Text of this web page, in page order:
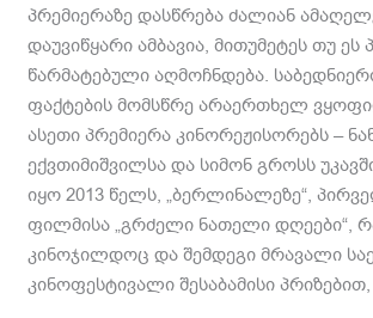
პრემიერაზე დასწრება ძალიან
დაუვიწყარი ამბავია, მითუმეტეს თუ ეს
წარმატებული აღმოჩნდება.
ფაქტების მომსწრე არაერთხელ
ასეთი პრემიერა კინორეჟისორებს –
ექვთიმიშვილსა და სიმონ გროსს
იყო 2013 წელს, „ბერლინალეზე“,
ფილმისა „გრძელი ნათელი დღეები“,
კინოჯილდოც და შემდეგი მრავალი
კინოფესტივალი შესაბამისი პრიზებით,